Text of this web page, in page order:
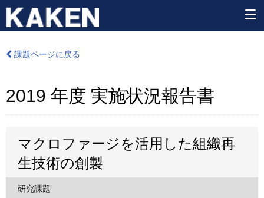
課題ページに戻る
2019 年度 実施状況報告書
マクロファージを活用した組織再
生技術の創製
研究課題